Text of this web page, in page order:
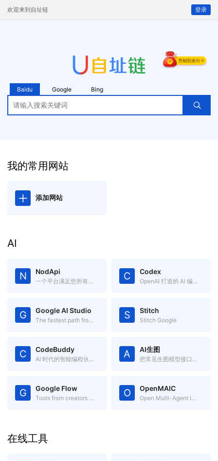
欢迎来到自址链 登录
Baidu Google Bing
我的常用网站
添加网站
AI
N NodApi
一个平台满足您所有的AI 推理需求 C Codex
OpenAI 打造的 AI 编码助手
G Google AI Studio
The fastest path from prompt to production with Gemini S Stitch
Stitch Google
C CodeBuddy
AI 时代的智能编程伙伴 A AI生图
把常见生图模型接口收进一个页面
G Google Flow
Tools from creators like you O OpenMAIC
Open Multi-Agent Interactive Classroom
在线工具